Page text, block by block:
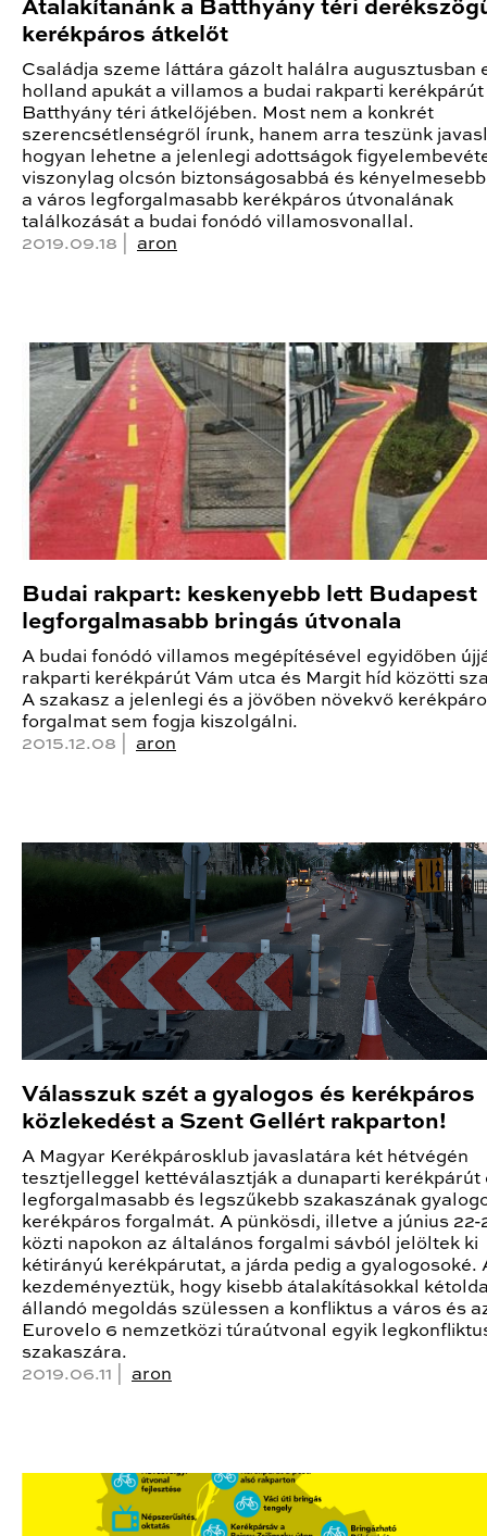
Átalakítanánk a Batthyány téri
kerékpáros átkelőt
Családja szeme láttára gázolt halálra augusztusban
holland apukát a villamos a budai rakparti kerékpárút
Batthyány téri átkelőjében. Most nem a konkrét
szerencsétlenségről írunk, hanem arra teszünk
hogyan lehetne a jelenlegi adottságok
viszonylag olcsón biztonságosabbá és
a város legforgalmasabb kerékpáros útvonalának
találkozását a budai fonódó villamosvonallal.
2019.09.18 | aron
Budai rakpart: keskenyebb lett Budapest
legforgalmasabb bringás útvonala
A budai fonódó villamos megépítésével egyidőben
rakparti kerékpárút Vám utca és Margit híd közötti
A szakasz a jelenlegi és a jövőben növekvő
forgalmat sem fogja kiszolgálni.
2015.12.08 | aron
Válasszuk szét a gyalogos és kerékpáros
közlekedést a Szent Gellért rakparton!
A Magyar Kerékpárosklub javaslatára két hétvégén
tesztjelleggel kettéválasztják a dunaparti kerékpárút
legforgalmasabb és legszűkebb szakaszának
kerékpáros forgalmát. A pünkösdi, illetve a június 22-
közti napokon az általános forgalmi sávból jelöltek ki
kétirányú kerékpárutat, a járda pedig a gyalogosoké.
kezdeményeztük, hogy kisebb átalakításokkal
állandó megoldás szülessen a konfliktus a város és
Eurovelo 6 nemzetközi túraútvonal egyik
szakaszára.
2019.06.11 | aron